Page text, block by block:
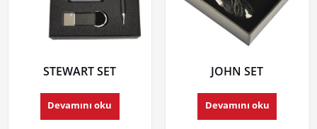
STEWART SET
Devamını oku
JOHN SET
Devamını oku